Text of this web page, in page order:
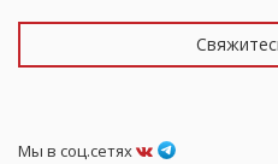
Мы в соц.сетях